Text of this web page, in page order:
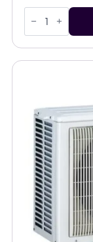
Mitsubishi
Electric
5kW
Airco
Buitenunit
MSZ-
HR
aantal